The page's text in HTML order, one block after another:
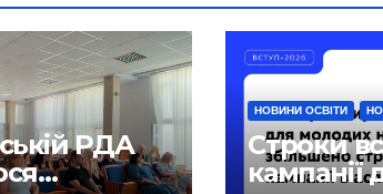
РДА
НОВИНИ ОСВІТИ
Строки
кампанії